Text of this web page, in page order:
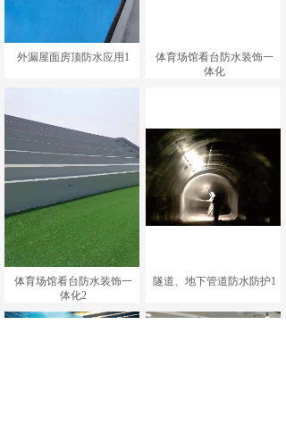
外漏屋面房顶防水应用1
体育场馆看台防水装饰一
体化
体育场馆看台防水装饰一
体化2
隧道、地下管道防水防护1